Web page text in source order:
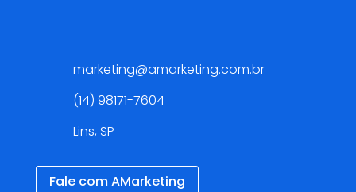
marketing@amarketing.com.br
(14) 98171-7604
Lins, SP
Fale com AMarketing